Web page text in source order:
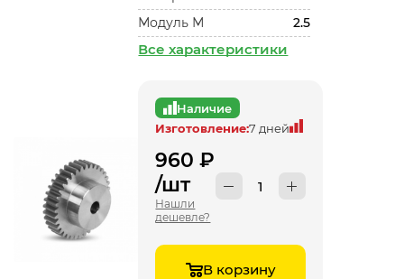
Модуль М
2.5
Все характеристики
Наличие
Изготовление:7 дней
960 ₽
/шт
Нашли
дешевле?
В корзину